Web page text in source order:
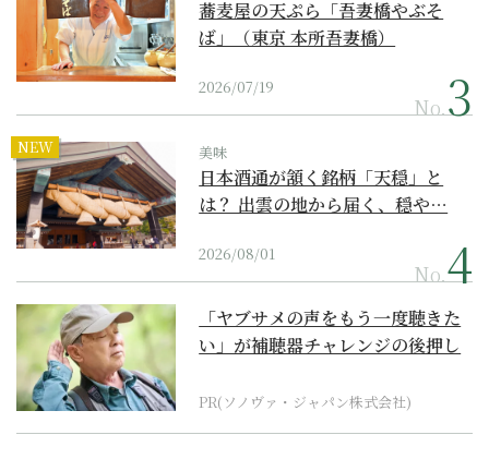
蕎麦屋の天ぷら「吾妻橋やぶそ
ば」（東京 本所吾妻橋）
2026/07/19
No.
NEW 美味
日本酒通が頷く銘柄「天穏」と
は？ 出雲の地から届く、穏や…
2026/08/01
No.
「ヤブサメの声をもう一度聴きた
い」が補聴器チャレンジの後押し
PR(ソノヴァ・ジャパン株式会社)